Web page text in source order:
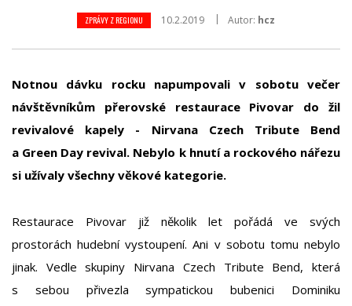
ZPRÁVY Z REGIONU 10.2.2019 Autor: hcz
Notnou dávku rocku napumpovali v sobotu večer
návštěvníkům přerovské restaurace Pivovar do žil
revivalové kapely - Nirvana Czech Tribute Bend
a Green Day revival. Nebylo k hnutí a rockového nářezu
si užívaly všechny věkové kategorie.
Restaurace Pivovar již několik let pořádá ve svých
prostorách hudební vystoupení. Ani v sobotu tomu nebylo
jinak. Vedle skupiny Nirvana Czech Tribute Bend, která
s sebou přivezla sympatickou bubenici Dominiku